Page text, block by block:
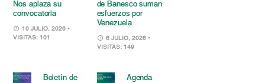
Nos aplaza su
convocatoria
10 JULIO, 2026 •
VISITAS: 101
de Banesco suman
esfuerzos por
Venezuela
6 JULIO, 2026 •
VISITAS: 149
Boletín de
Agenda